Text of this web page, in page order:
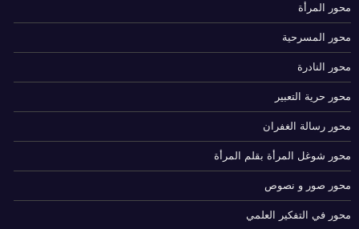
محور المرأة
محور المسرحية
محور النادرة
محور حرية التعبير
محور رسالة الغفران
محور شوغل المرأة بقلم المرأة
محور صور و نصوص
محور في التفكير العلمي